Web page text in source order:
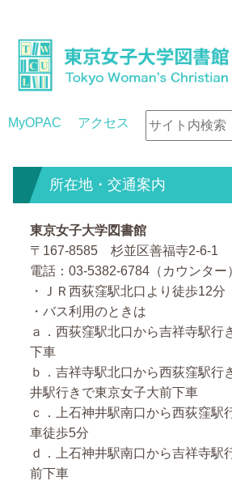
MyOPAC アクセス
所在地・交通案内
東京女子大学図書館
〒167-8585 杉並区善福寺2-6-1
電話：03-5382-6784（カウンター
・ＪＲ西荻窪駅北口より徒歩12分
・バス利用のときは
ａ．西荻窪駅北口から吉祥寺駅行
下車
ｂ．吉祥寺駅北口から西荻窪駅行
井駅行きで東京女子大前下車
ｃ．上石神井駅南口から西荻窪駅
車徒歩5分
ｄ．上石神井駅南口から吉祥寺駅
前下車